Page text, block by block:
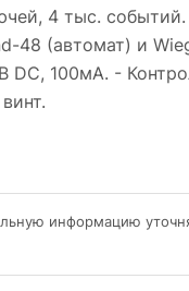
4 тыс.
48 (автомат) и
100мА. -
информацию